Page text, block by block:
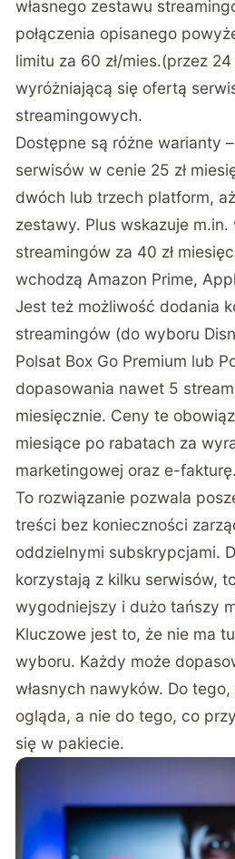
własnego zestawu
połączenia opisanego
limitu za 60 zł/mies.(przez
wyróżniającą się ofertą
streamingowych.
Dostępne są różne warianty
serwisów w cenie 25 zł
dwóch lub trzech platform,
zestawy. Plus wskazuje
streamingów za 40 zł
wchodzą Amazon Prime,
Jest też możliwość dodania
streamingów (do wyboru
Polsat Box Go Premium lub
dopasowania nawet 5
miesięcznie. Ceny te
miesiące po rabatach za
marketingowej oraz e-
To rozwiązanie pozwala
treści bez konieczności
oddzielnymi subskrypcjami.
korzystają z kilku serwisów,
wygodniejszy i dużo tańszy
Kluczowe jest to, że nie ma
wyboru. Każdy może
własnych nawyków. Do
ogląda, a nie do tego, co
się w pakiecie.